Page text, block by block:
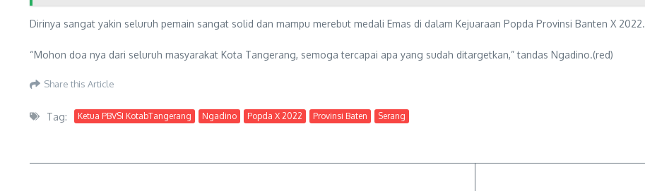
Dirinya sangat yakin seluruh pemain sangat solid dan mampu merebut medali Emas di dalam Kejuaraan Popda Provinsi Banten X 2022.
“Mohon doa nya dari seluruh masyarakat Kota Tangerang, semoga tercapai apa yang sudah ditargetkan,” tandas Ngadino.(red)
Share this Article
Tag: Ketua PBVSI KotabTangerang Ngadino Popda X 2022 Provinsi Baten Serang